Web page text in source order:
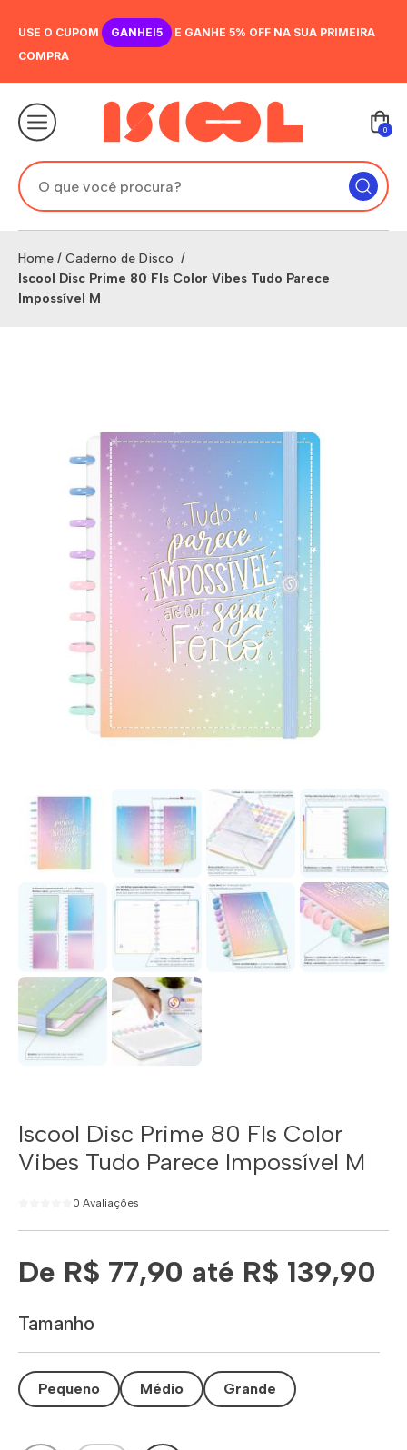
USE O CUPOM GANHEI5
E GANHE 5% OFF NA SUA PRIMEIRA
COMPRA
0
Home / Caderno de Disco /
Iscool Disc Prime 80 Fls Color Vibes Tudo Parece
Impossível M
Iscool Disc Prime 80 Fls Color
Vibes Tudo Parece Impossível M
0 Avaliações
De R$ 77,90 até R$ 139,90
Tamanho
Pequeno Médio Grande